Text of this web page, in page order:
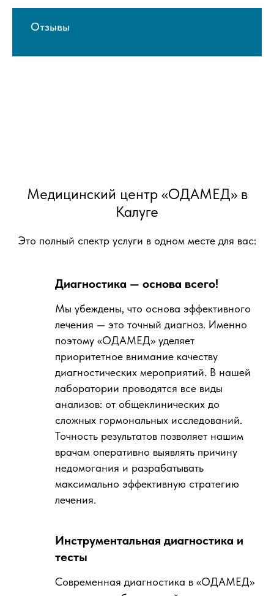
Отзывы
Медицинский центр «ОДАМЕД» в
Калуге
Это полный спектр услуги в одном месте для вас:
Диагностика — основа всего!
Мы убеждены, что основа эффективного
лечения — это точный диагноз. Именно
поэтому «ОДАМЕД» уделяет
приоритетное внимание качеству
диагностических мероприятий. В нашей
лаборатории проводятся все виды
анализов: от общеклинических до
сложных гормональных исследований.
Точность результатов позволяет нашим
врачам оперативно выявлять причину
недомогания и разрабатывать
максимально эффективную стратегию
лечения.
Инструментальная диагностика и
тесты
Современная диагностика в «ОДАМЕД»